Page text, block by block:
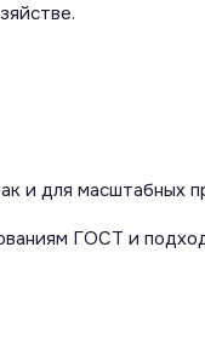
и для масштабных
ГОСТ и